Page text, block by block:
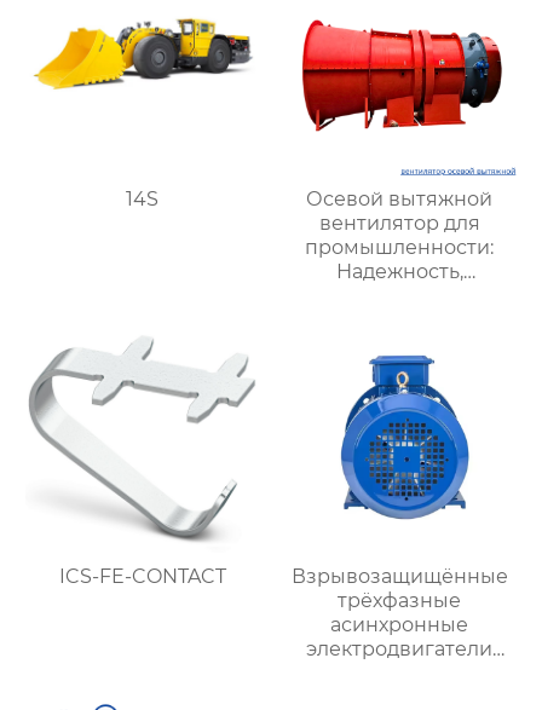
промышленных
систем очистки
воздуха
полировки
поверхностей
14S
Осевой вытяжной
вентилятор для
промышленности:
Надежность,
ICS-FE-CONTACT
Взрывозащищённые
трёхфазные
асинхронные
электродвигатели